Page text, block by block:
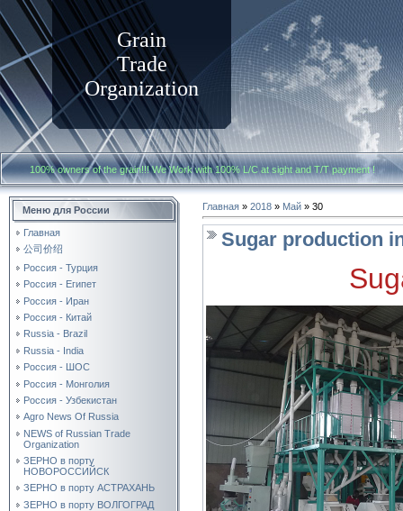
Grain
Trade
Organization
100% owners of the grain!!! We Work with100% L/C at sight and T/T payment
Меню для России
Главная
公司价绍
Россия - Турция
Россия - Египет
Россия - Иран
Россия - Китай
Russia - Brazil
Russia - India
Россия - ШОС
Россия - Монголия
Россия - Узбекистан
Agro News Of Russia
NEWS of Russian Trade
Organization
ЗЕРНО в порту
НОВОРОССИЙСК
ЗЕРНО в порту АСТРАХАНЬ
ЗЕРНО в порту ВОЛГОГРАД
Главная » 2018 » Май » 30
Sugar production